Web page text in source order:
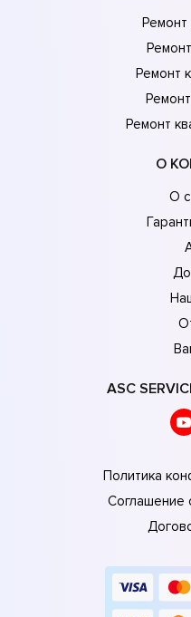
Ремонт
Ремонт
О
О
ASC
Политика
Соглашение